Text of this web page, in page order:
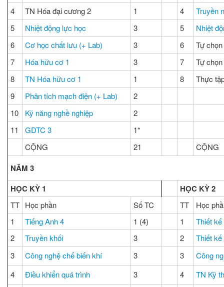
4
TN Hóa đại cương 2 1 4
Truyền
5
Nhiệt động lực học 3 5
Nhiệt
6
Cơ học chất lưu (+ Lab) 3 6
Tự
7
Hóa hữu cơ 1 3 7
Tự
8
TN Hóa hữu cơ 1 1 8
Thực
9
Phân tích mạch điện (+ Lab)
2
10
Kỹ năng nghề nghiệp
2
11
GDTC 3
1*
CỘNG
21 CỘNG
NĂM 3
HỌC KỲ 1
HỌC KỲ 2
TT Học phần Số TC TT
Học
1
Tiếng Anh 4 1 (4) 1
Thiết
2
Truyền khối 3 2
Thiết
3
Công nghệ chế biến khí 3 3
Công
4
Điều khiển quá trình 3 4
TN Kỹ